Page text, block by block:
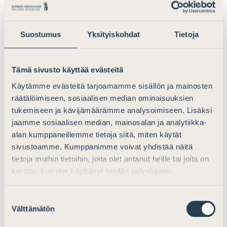
Suostumus Yksityiskohdat Tietoja
Tämä sivusto käyttää evästeitä
Käytämme evästeitä tarjoamamme sisällön ja mainosten
räätälöimiseen, sosiaalisen median ominaisuuksien
tukemiseen ja kävijämäärämme analysoimiseen. Lisäksi
jaamme sosiaalisen median, mainosalan ja analytiikka-
alan kumppaneillemme tietoja siitä, miten käytät
sivustoamme. Kumppanimme voivat yhdistää näitä
tietoja muihin tietoihin, joita olet antanut heille tai joita on
kerätty, kun olet käyttänyt heidän palvelujaan.
valinta
Välttämätön
Ajantasaisimmat oikeudelliset
Asianajajat kouluttautuvat vuosittain vähintään 18
uusista oikeuskäytännöistä.
Sinulle tämä merkitsee sitä, että saat aina tuoreimman
ja ajantasaisimman oikeudellisen neuvon.
Vastuuvakuutus
Jokaisella asianajajalla on oltava vähintään 200 000
euron vastuuvakuutus. Jos työn aikana tapahtuisi virhe,
Sinulle tämä tarkoittaa mielenrauhaa.